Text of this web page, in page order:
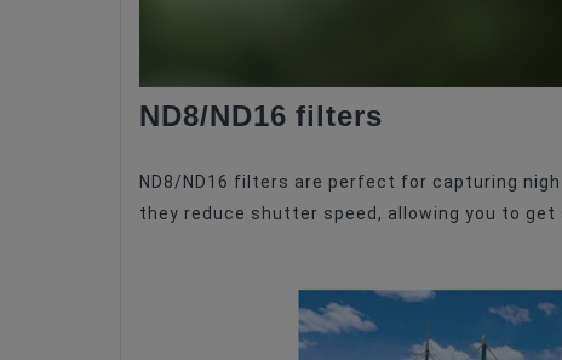
ND8/ND16 filters
ND8/ND16 filters are perfect for capturing
they reduce shutter speed, allowing you to